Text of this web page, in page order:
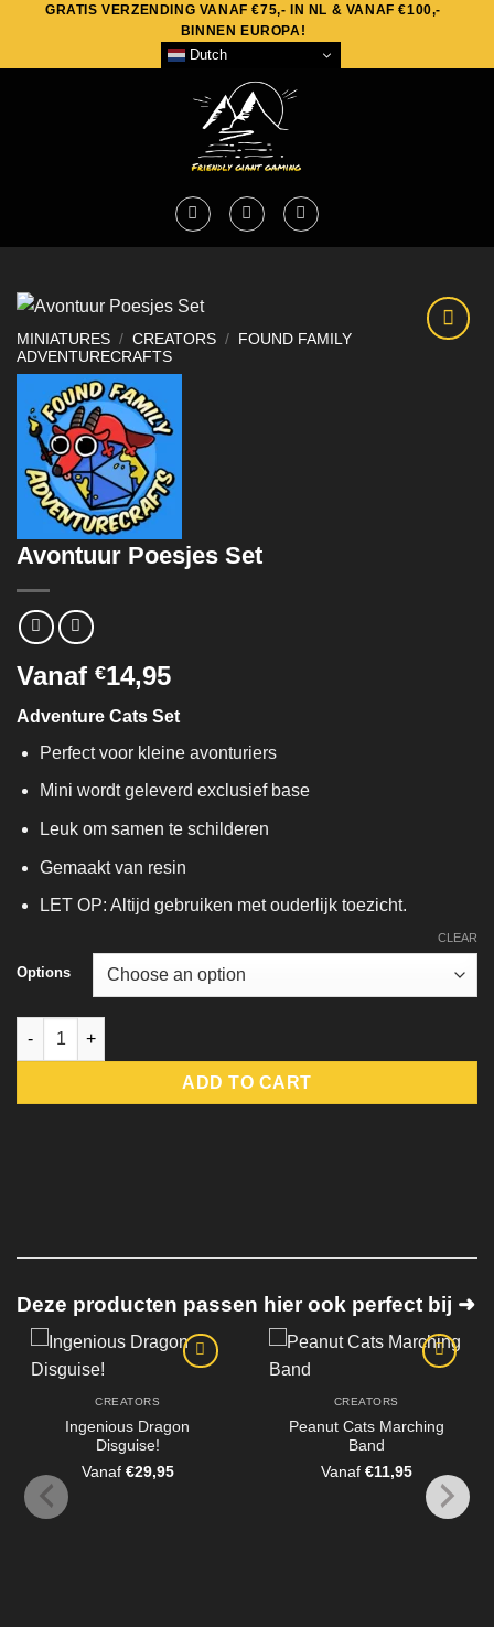
content
GRATIS VERZENDING VANAF €75,- IN NL & VANAF €100,-
BINNEN EUROPA!
Dutch
MINIATURES / CREATORS /
FOUND FAMILY
ADVENTURECRAFTS
Avontuur Poesjes Set
Vanaf €14,95
Adventure Cats Set
Perfect voor kleine avonturiers
Mini wordt geleverd exclusief base
Leuk om samen te schilderen
Gemaakt van resin
LET OP: Altijd gebruiken met ouderlijk toezicht.
Options
CLEAR
Avontuur Poesjes Set quantity
ADD TO CART
Deze producten passen hier ook perfect bij ➜
CREATORS
Ingenious Dragon
Disguise!
Vanaf €29,95
CREATORS
Peanut Cats Marching
Band
Vanaf €11,95